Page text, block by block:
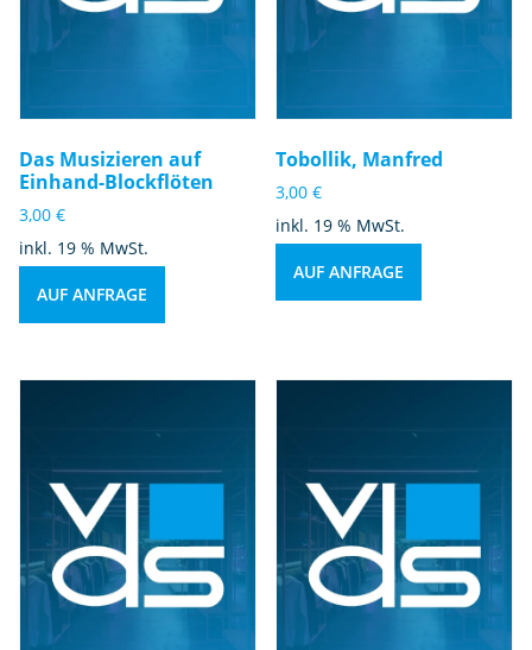
Das Musizieren auf
Einhand-Blockflöten
3,00 €
inkl. 19 % MwSt.
AUF ANFRAGE
Tobollik, Manfred
3,00€
inkl. 19 % MwSt.
AUF ANFRAGE